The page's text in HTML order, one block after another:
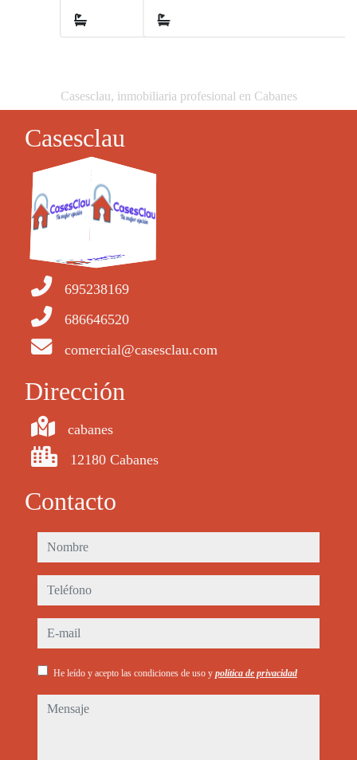
Casesclau, inmobiliaria profesional en Cabanes
Casesclau
695238169
686646520
comercial@casesclau.com
Dirección
cabanes
12180 Cabanes
Contacto
nombre
teléfono
e-mail
He leído y acepto las condiciones de uso y política de privacidad
mensaje